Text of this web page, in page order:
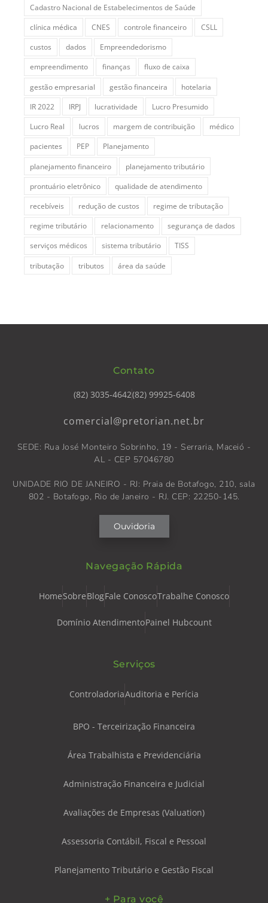
Cadastro Nacional de Estabelecimentos de Saúde
clínica médica
CNES controle financeiro
CSLL
custos
dados
Empreendedorismo
empreendimento
finanças
fluxo de caixa
gestão empresarial
gestão financeira
hotelaria
IR 2022
IRPJ lucratividade
Lucro Presumido
Lucro Real
lucros margem de contribuição
médico
pacientes
PEP
Planejamento
planejamento financeiro
planejamento tributário
prontuário eletrônico
qualidade de atendimento
recebíveis
redução de custos
regime de tributação
regime tributário
relacionamento
segurança de dados
serviços médicos
sistema tributário
TISS
tributação
tributos área da saúde
Contato
(82) 3035-4642(82) 99925-6408
comercial@pretorian.net.br
SEDE: Rua José Monteiro Sobrinho, 19 - Serraria, Maceió -
AL - CEP 57046780
UNIDADE RIO DE JANEIRO - RJ: Praia de Botafogo, 210, sala
802 - Botafogo, Rio de Janeiro - RJ. CEP: 22250-145.
Ouvidoria
Navegação Rápida
HomeSobreBlogFale ConoscoTrabalhe Conosco
Domínio AtendimentoPainel Hubcount
Serviços
ControladoriaAuditoria e Perícia
BPO - Terceirização Financeira
Área Trabalhista e Previdenciária
Administração Financeira e Judicial
Avaliações de Empresas (Valuation)
Assessoria Contábil, Fiscal e Pessoal
Planejamento Tributário e Gestão Fiscal
+ Para você